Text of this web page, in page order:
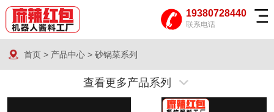
19380728440
联系电话
首页> 产品中心> 砂锅菜系列
查看更多产品系列